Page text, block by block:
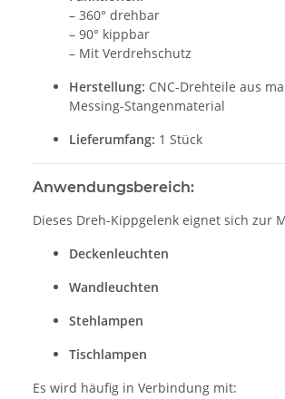
– 360° drehbar
– 90° kippbar
– Mit Verdrehschutz
Herstellung: CNC-Drehteile aus
Messing-Stangenmaterial
Lieferumfang: 1 Stück
Anwendungsbereich:
Dieses Dreh-Kippgelenk eignet sich zur
Deckenleuchten
Wandleuchten
Stehlampen
Tischlampen
Es wird häufig in Verbindung mit: